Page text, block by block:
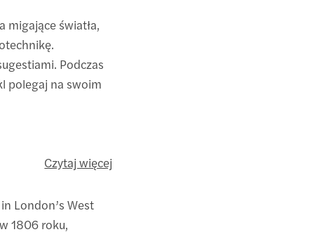
migające światła,
Podczas
polegaj na swoim
Czytaj więcej
London’s West
1806 roku,